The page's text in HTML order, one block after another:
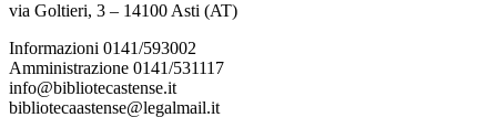
via Goltieri, 3 – 14100 Asti (AT)
Informazioni 0141/593002
Amministrazione 0141/531117
info@bibliotecastense.it
bibliotecaastense@legalmail.it